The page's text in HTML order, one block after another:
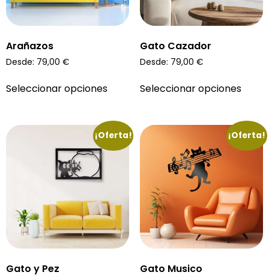
Arañazos
Desde: 79,00 €
Seleccionar opciones
Gato Cazador
Desde: 79,00 €
Seleccionar opciones
¡Oferta!
Gato y Pez
¡Oferta!
Gato Musico